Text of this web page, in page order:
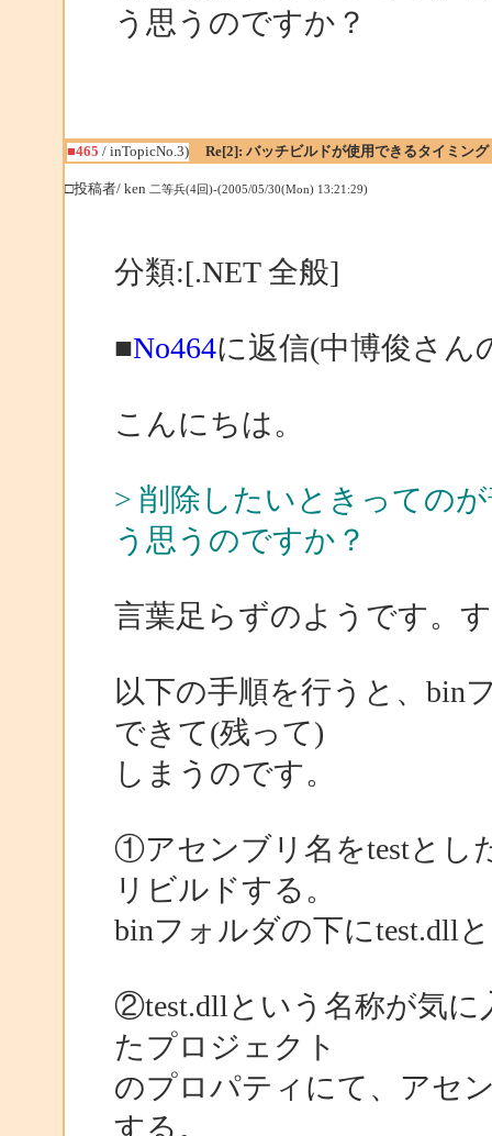
う思うのですか？
■465 / inTopicNo.3) Re[2]: バッチビルドが使用できるタイミング
□投稿者/ ken 二等兵(4回)-(2005/05/30(Mon) 13:21:29)
分類:[.NET 全般]
■No464に返信(中博俊さん
こんにちは。
> 削除したいときっての
う思うのですか？
言葉足らずのようです。
以下の手順を行うと、bin
できて(残って)
しまうのです。
①アセンブリ名をtestとし
リビルドする。
binフォルダの下にtest.dll
②test.dllという名称が気
たプロジェクト
のプロパティにて、アセ
する。